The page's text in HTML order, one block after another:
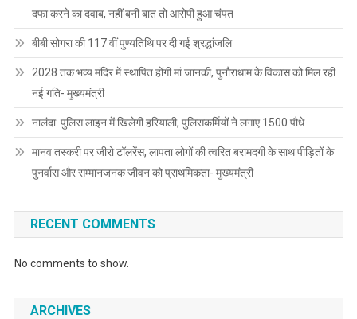
दफा करने का दवाब, नहीं बनी बात तो आरोपी हुआ चंपत
बीबी सोगरा की 117 वीं पुण्यतिथि पर दी गई श्रद्धांजलि
2028 तक भव्य मंदिर में स्थापित होंगी मां जानकी, पुनौराधाम के विकास को मिल रही
नई गति- मुख्यमंत्री
नालंदा: पुलिस लाइन में खिलेगी हरियाली, पुलिसकर्मियों ने लगाए 1500 पौधे
मानव तस्करी पर जीरो टॉलरेंस, लापता लोगों की त्वरित बरामदगी के साथ पीड़ितों के
पुनर्वास और सम्मानजनक जीवन को प्राथमिकता- मुख्यमंत्री
RECENT COMMENTS
No comments to show.
ARCHIVES